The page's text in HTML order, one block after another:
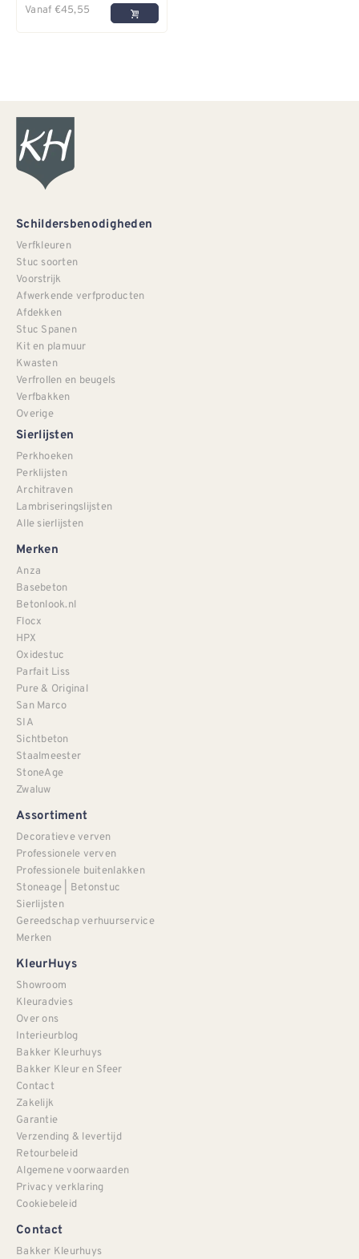
Vanaf €45,55
Schildersbenodigheden
Verfkleuren
Stuc soorten
Voorstrijk
Afwerkende verfproducten
Afdekken
Stuc Spanen
Kit en plamuur
Kwasten
Verfrollen en beugels
Verfbakken
Overige
Sierlijsten
Perkhoeken
Perklijsten
Architraven
Lambriseringslijsten
Alle sierlijsten
Merken
Anza
Basebeton
Betonlook.nl
Flocx
HPX
Oxidestuc
Parfait Liss
Pure & Original
San Marco
SIA
Sichtbeton
Staalmeester
StoneAge
Zwaluw
Assortiment
Decoratieve verven
Professionele verven
Professionele buitenlakken
Stoneage | Betonstuc
Sierlijsten
Gereedschap verhuurservice
Merken
KleurHuys
Showroom
Kleuradvies
Over ons
Interieurblog
Bakker Kleurhuys
Bakker Kleur en Sfeer
Contact
Zakelijk
Garantie
Verzending & levertijd
Retourbeleid
Algemene voorwaarden
Privacy verklaring
Cookiebeleid
Contact
Bakker Kleurhuys